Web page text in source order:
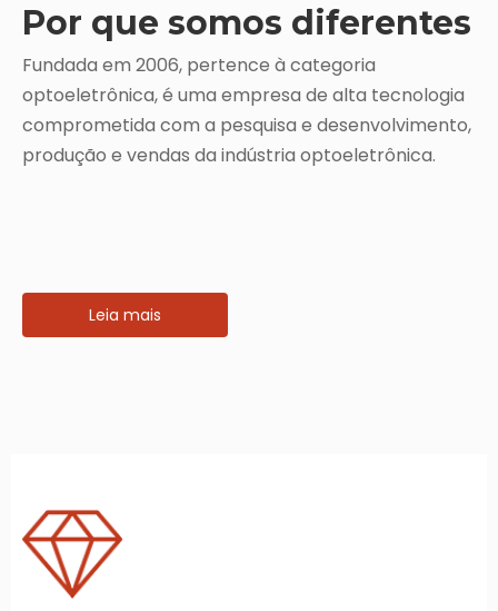
Por que somos diferentes
Fundada em 2006, pertence à categoria
optoeletrônica, é uma empresa de alta tecnologia
comprometida com a pesquisa e desenvolvimento,
produção e vendas da indústria optoeletrônica.
Leia mais